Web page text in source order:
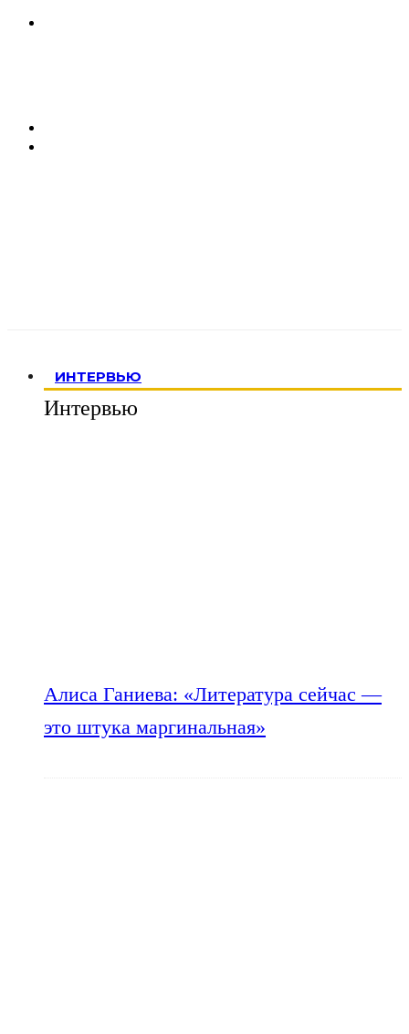
ИНТЕРВЬЮ
Интервью
Алиса Ганиева: «Литература сейчас —
это штука маргинальная»